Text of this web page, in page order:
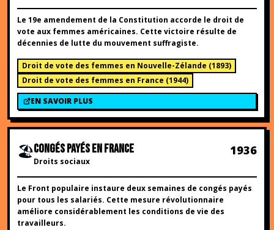
Le 19e amendement de la Constitution accorde le droit de
vote aux femmes américaines. Cette victoire résulte de
décennies de lutte du mouvement suffragiste.
Droit de vote des femmes en Nouvelle-Zélande (1893)
Droit de vote des femmes en France (1944)
EN SAVOIR PLUS
🏖️CONGÉS PAYÉS EN FRANCE
Droits sociaux
1936
Le Front populaire instaure deux semaines de congés payés
pour tous les salariés. Cette mesure révolutionnaire
améliore considérablement les conditions de vie des
travailleurs.